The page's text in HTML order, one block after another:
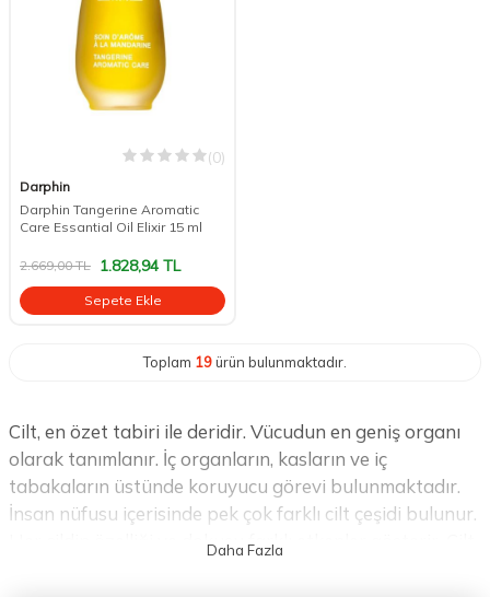
(0)
Darphin
Darphin Tangerine Aromatic
Care Essantial Oil Elixir 15 ml
2.669,00TL 1.828,94 TL
Sepete Ekle
Toplam 19ürün bulunmaktadır.
Cilt, en özet tabiri ile deridir. Vücudun en geniş organı
olarak tanımlanır. İç organların, kasların ve iç
tabakaların üstünde koruyucu görevi bulunmaktadır.
İnsan nüfusu içerisinde pek çok farklı cilt çeşidi bulunur.
Her cildin özelliği ve dokusu farklı etkenler gösterir. Cilt